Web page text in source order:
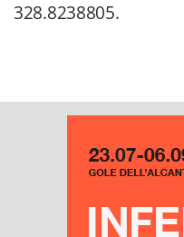
328.8238805.